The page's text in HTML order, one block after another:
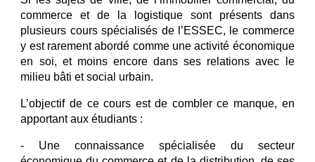
commerce et de la logistique sont présents dans
plusieurs cours spécialisés de l’ESSEC, le commerce
y est rarement abordé comme une activité économique
en soi, et moins encore dans ses relations avec le
milieu bâti et social urbain.
L’objectif de ce cours est de combler ce manque, en
apportant aux étudiants :
- Une connaissance spécialisée du secteur